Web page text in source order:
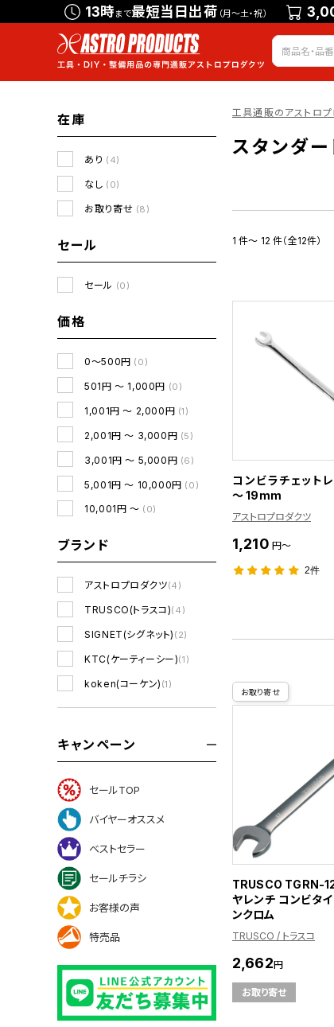
13時まで最短当日出荷 （月～土・祝）
在庫
あり (4)
なし (0)
お取り寄せ (8)
セール
セール (0)
価格
0～500円 (0)
501円 ～ 1,000円 (0)
1,001円 ～ 2,000円 (1)
2,001円 ～ 3,000円 (5)
3,001円 ～ 5,000円 (6)
5,001円 ～ 10,000円 (0)
10,001円 ～ (0)
ブランド
アストロプロダクツ(4)
TRUSCO(トラスコ)(4)
SIGNET(シグネット) (2)
KTC(ケーティーシー)(1)
koken(コーケン) (1)
キャンペーン
セールTOP
バイヤーオススメ
ベストセラー
セールチラシ
お客様の声
特売品
工具通販のアストロ
スタンダー
1 件～ 12 件（全12件）
コンビラチェット
～ 19mm
アストロプロダクツ
1,210 円～
2件
お取り寄せ
TRUSCO TGRN-
ヤレンチ コンビタ
ンクロム
TRUSCO / トラスコ
2,662円
お取り寄せ